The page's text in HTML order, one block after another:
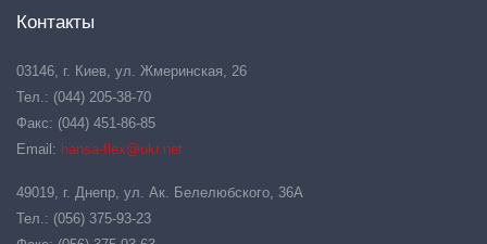
Контакты
03146, г. Киев, ул. Жмеринская, 26
Тел.: (044) 205-38-70
Факс: (044) 451-86-85
Email: hansa-flex@ukr.net
49019, г. Днепр, ул. Ак. Белелюбского, 36А
Тел.: (056) 375-93-23